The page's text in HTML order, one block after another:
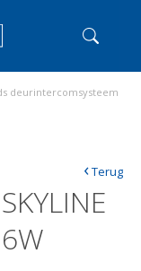
deurintercomsysteem
‹Terug